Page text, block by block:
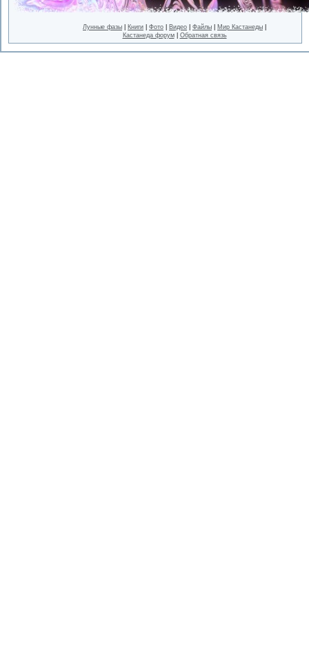
Лунные фазы Книги Фото Видео Файлы Мир Кастанеды
Кастанеда форум| Обратная связь